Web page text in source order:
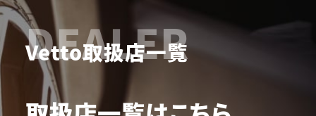
DEALER
Vetto取扱店一覧